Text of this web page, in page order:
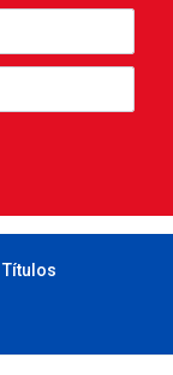
Títulos